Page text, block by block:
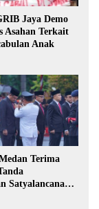
Jaya Demo
Asahan Terkait
Anak
Terima
Satyalancana